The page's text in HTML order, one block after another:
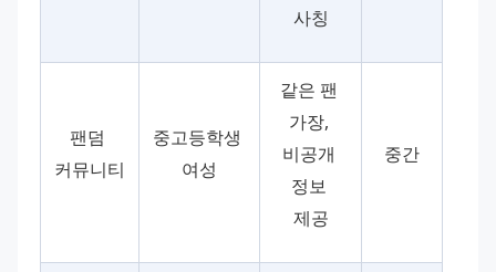
사칭
팬덤
커뮤니티
중고등학생
여성
같은 팬
가장,
비공개
정보
제공
중간